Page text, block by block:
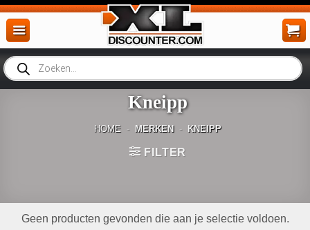
Ga
naar
inhoud
Producten
zoeken
Kneipp
HOME - MERKEN - KNEIPP
FILTER
Geen producten gevonden die aan je selectie voldoen.